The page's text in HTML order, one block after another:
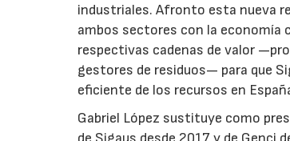
industriales. Afronto esta nueva
ambos sectores con la economía
respectivas cadenas de valor
gestores de residuos— para que
eficiente de los recursos en
Gabriel López sustituye como